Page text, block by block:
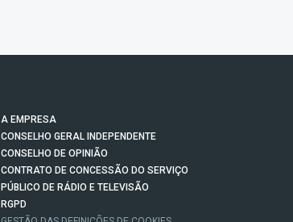
A EMPRESA
CONSELHO GERAL INDEPENDENTE
CONSELHO DE OPINIÃO
CONTRATO DE CONCESSÃO DO SERVIÇO
PÚBLICO DE RÁDIO E TELEVISÃO
RGPD